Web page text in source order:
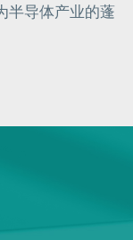
半导体产业的蓬